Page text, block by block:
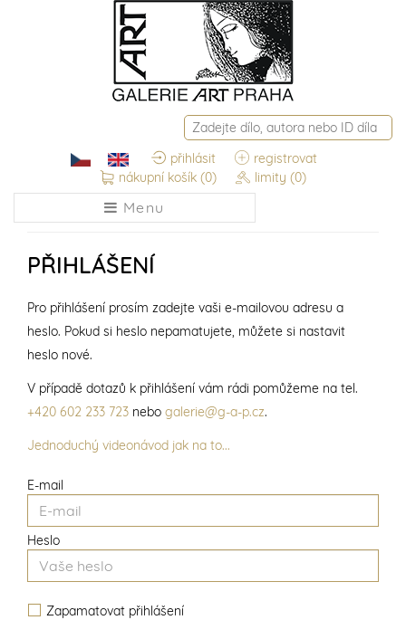
přihlásit
registrovat
nákupní košík (0) limity (0)
Menu
PŘIHLÁŠENÍ
E-mail
Heslo
Zapamatovat přihlášení
Pro přihlášení prosím zadejte vaši e-mailovou adresu a
heslo. Pokud si heslo nepamatujete, můžete si nastavit
heslo nové.
V případě dotazů k přihlášení vám rádi pomůžeme na tel.
+420 602 233 723 nebo galerie@g-a-p.cz.
Jednoduchý videonávod jak na to...